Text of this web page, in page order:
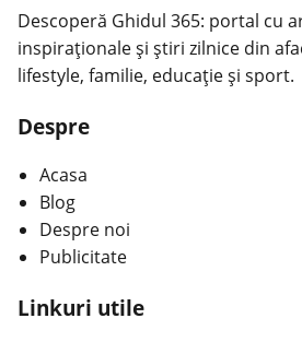
Descoperă Ghidul 365: portal cu
inspiraționale și știri zilnice din
lifestyle, familie, educație și sport.
Despre
Acasa
Blog
Despre noi
Publicitate
Linkuri utile